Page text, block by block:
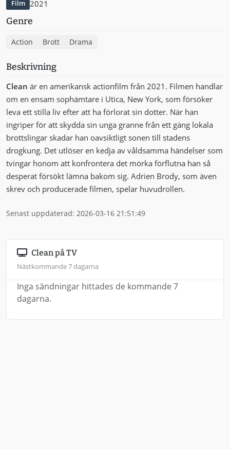
Film 2021
Genre
Action Brott Drama
Beskrivning
Clean är en amerikansk actionfilm från 2021. Filmen handlar
om en ensam sophämtare i Utica, New York, som försöker
leva ett stilla liv efter att ha förlorat sin dotter. När han
ingriper för att skydda sin unga granne från ett gäng lokala
brottslingar skadar han oavsiktligt sonen till stadens
drogkung. Det utlöser en kedja av våldsamma händelser som
tvingar honom att konfrontera det mörka förflutna han så
desperat försökt lämna bakom sig. Adrien Brody, som även
skrev och producerade filmen, spelar huvudrollen.
Senast uppdaterad: 2026-03-16 21:51:49
Clean på TV
Nästkommande 7 dagarna
Inga sändningar hittades de kommande 7
dagarna.